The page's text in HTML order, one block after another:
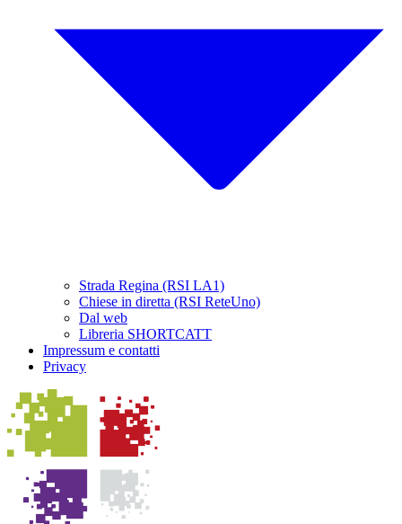
Strada Regina (RSI LA1)
Chiese in diretta (RSI ReteUno)
Dal web
Libreria SHORTCATT
Impressum e contatti
Privacy